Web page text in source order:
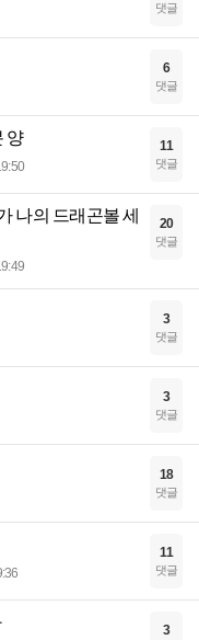
댓글
6
댓글
양 11
댓글
나의 드래곤볼 세
20
댓글
3
댓글
3
댓글
18
댓글
11
댓글
3